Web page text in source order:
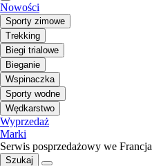
Nowości
Sporty zimowe
Trekking
Biegi trialowe
Bieganie
Wspinaczka
Sporty wodne
Wędkarstwo
Wyprzedaż
Marki
Serwis posprzedażowy we Francja
Szukaj